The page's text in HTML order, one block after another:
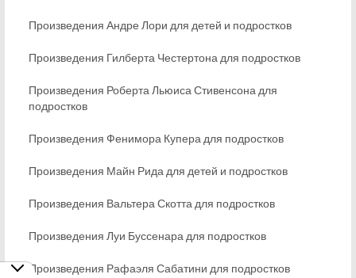
Произведения Андре Лори для детей и подростков
Произведения Гилберта Честертона для подростков
Произведения Роберта Льюиса Стивенсона для
подростков
Произведения Фенимора Купера для подростков
Произведения Майн Рида для детей и подростков
Произведения Вальтера Скотта для подростков
Произведения Луи Буссенара для подростков
Произведения Рафаэля Сабатини для подростков